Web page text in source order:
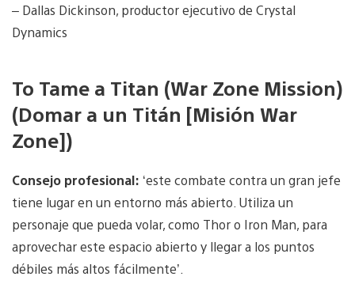
– Dallas Dickinson, productor ejecutivo de Crystal
Dynamics
To Tame a Titan (War Zone Mission)
(Domar a un Titán [Misión War
Zone])
Consejo profesional: ‘este combate contra un gran jefe
tiene lugar en un entorno más abierto. Utiliza un
personaje que pueda volar, como Thor o Iron Man, para
aprovechar este espacio abierto y llegar a los puntos
débiles más altos fácilmente’.